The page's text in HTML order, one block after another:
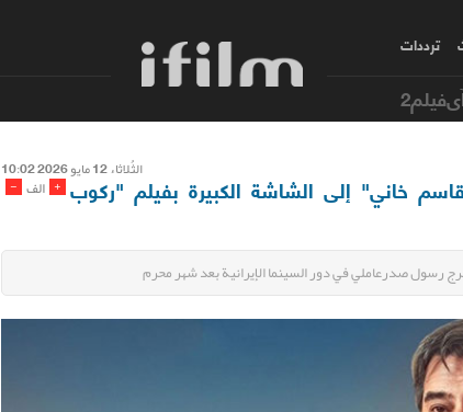
ترددات
الثُلاثاء 12 مایو 2026 10:02
- الف + قاسم خاني" إلى الشاشة الكبيرة بفيلم "ركوب
رسول صدرعاملي في دور السينما الإيرانية بعد شهر محرم